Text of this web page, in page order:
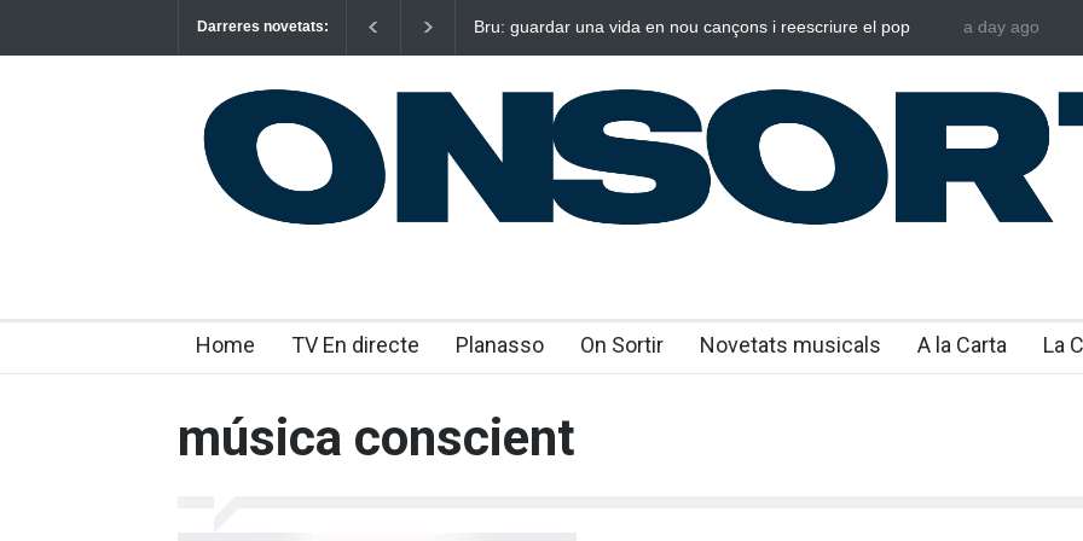
Darreres novetats:
Bru: guardar una vida en nou cançons i reescriure el pop
Laura West
a day ago
Home TV En directe Planasso On Sortir Novetats musicals A la Carta La
música conscient